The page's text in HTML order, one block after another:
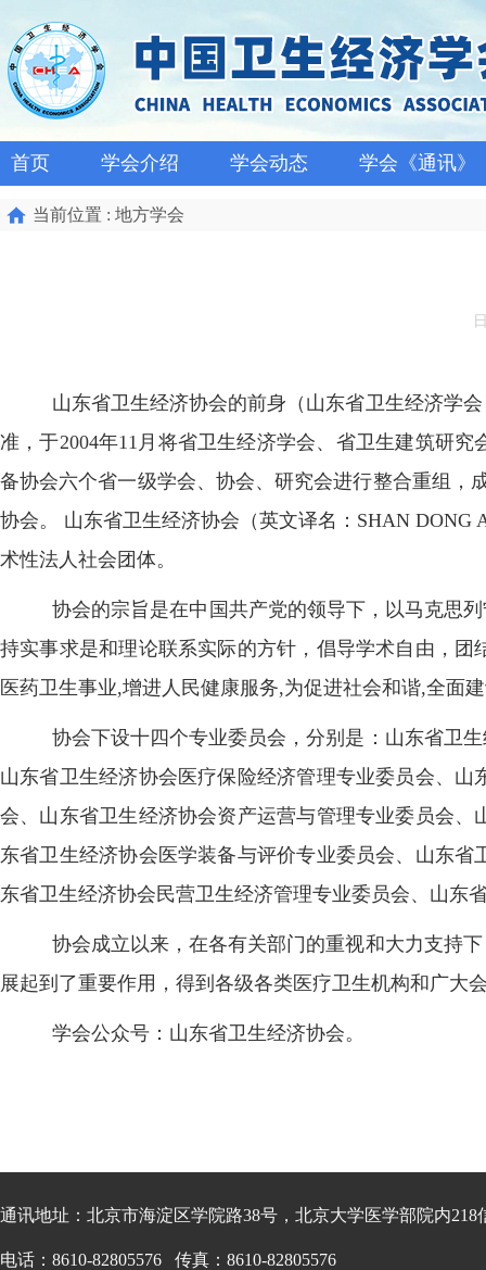
首页 学会介绍 学会动态 学会《通讯》
当前位置 : 地方学会
山东省卫生经济协会的前身（山东省卫生经济学
准，于2004年11 月将省卫生经济学会、省卫生建筑研
备协会六个省一级学会、协会、研究会进行整合重组，
协会。 山东省卫生经济协会（英文译名： SHAN DONG
术性法人社会团体。
协会的宗旨是在中国共产党的领导下，以马克思
持实事求是和理论联系实际的方针，倡导学术自由，
医药卫生事业,增进人民健康服务,为促进社会和谐,全面
协会下设十四个专业委员会，分别是：山东省卫
山东省卫生经济协会医疗保险经济管理专业委员会、
会、山东省卫生经济协会资产运营与管理专业委员会
东省卫生经济协会医学装备与评价专业委员会、山东
东省卫生经济协会民营卫生经济管理专业委员会、山东
协会成立以来，在各有关部门的重视和大力支持
展起到了重要作用，得到各级各类医疗卫生机构和广大
学会公众号：山东省卫生经济协会。
通讯地址：北京市海淀区学院路38号，北京大学医学部院内218
电话：8610-82805576 传真：8610-82805576